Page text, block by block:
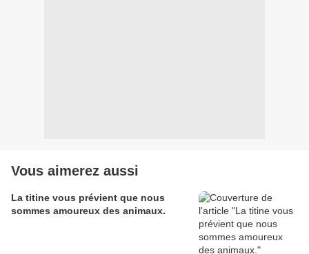
Vous aimerez aussi
La titine vous prévient que nous
sommes amoureux des animaux.